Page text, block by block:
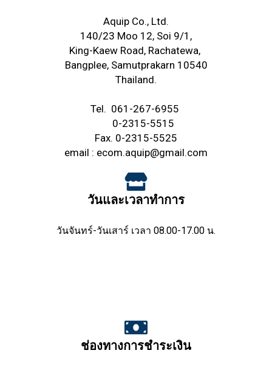
Aquip Co., Ltd.
140/23 Moo 12, Soi 9/1,
King-Kaew Road, Rachatewa,
Bangplee, Samutprakarn 10540
Thailand.
Tel. 061-267-6955
0-2315-5515
Fax. 0-2315-5525
email : ecom.aquip@gmail.com
วันและเวลาทำการ
วันจันทร์-วันเสาร์ เวลา 08.00-17.00 น.
ช่องทางการชำระเงิน